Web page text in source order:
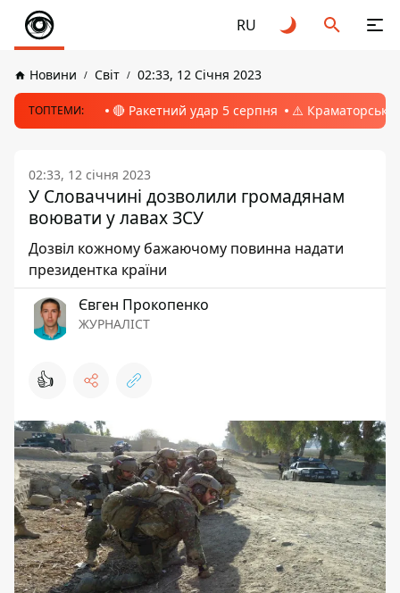
RU
Новини Світ 02:33, 12 Січня 2023
ТОПТЕМИ: 🔴 Ракетний удар 5 серпня ⚠️ Краматорськ,
02:33, 12 січня 2023
У Словаччині дозволили громадянам
воювати у лавах ЗСУ
Дозвіл кожному бажаючому повинна надати
президентка країни
Євген Прокопенко
ЖУРНАЛІСТ
👍